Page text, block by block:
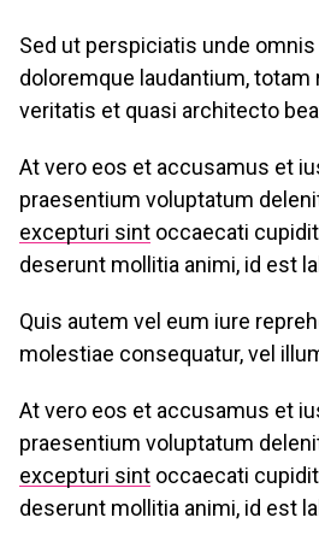
Sed ut perspiciatis unde
doloremque laudantium, totam
veritatis et quasi architecto
At vero eos et accusamus et
praesentium voluptatum
excepturi sint occaecati
deserunt mollitia animi, id est
Quis autem vel eum iure
molestiae consequatur, vel
At vero eos et accusamus et
praesentium voluptatum
excepturi sint occaecati
deserunt mollitia animi, id est